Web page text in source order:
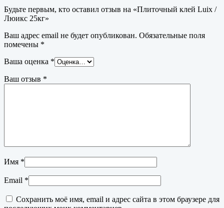
Будьте первым, кто оставил отзыв на «Плиточный клей Luix /
Люикс 25кг»
Ваш адрес email не будет опубликован. Обязательные поля
помечены *
Ваша оценка *
Ваш отзыв *
Имя *
Email *
Сохранить моё имя, email и адрес сайта в этом браузере для